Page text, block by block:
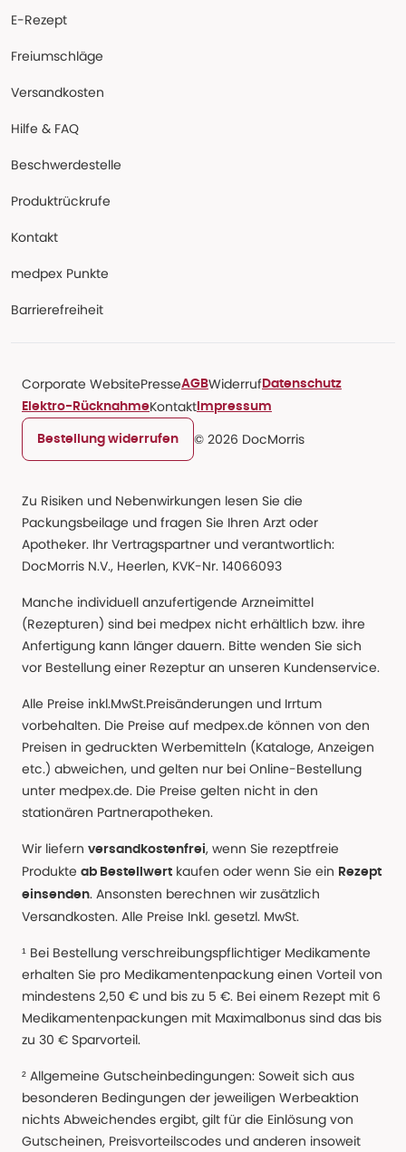
E-Rezept
Freiumschläge
Versandkosten
Hilfe & FAQ
Beschwerdestelle
Produktrückrufe
Kontakt
medpex Punkte
Barrierefreiheit
Corporate WebsitePresseAGBWiderruf Datenschutz
Elektro-RücknahmeKontakt Impressum
Bestellung widerrufen © 2026 DocMorris
Zu Risiken und Nebenwirkungen lesen Sie die
Packungsbeilage und fragen Sie Ihren Arzt oder
Apotheker. Ihr Vertragspartner und verantwortlich:
DocMorris N.V., Heerlen, KVK-Nr. 14066093
Manche individuell anzufertigende Arzneimittel
(Rezepturen) sind bei medpex nicht erhältlich bzw. ihre
Anfertigung kann länger dauern. Bitte wenden Sie sich
vor Bestellung einer Rezeptur an unseren Kundenservice.
Alle Preise inkl.MwSt.Preisänderungen und Irrtum
vorbehalten. Die Preise auf medpex.de können von den
Preisen in gedruckten Werbemitteln (Kataloge, Anzeigen
etc.) abweichen, und gelten nur bei Online-Bestellung
unter medpex.de. Die Preise gelten nicht in den
stationären Partnerapotheken.
Wir liefern versandkostenfrei, wenn Sie rezeptfreie
Produkte ab Bestellwert kaufen oder wenn Sie ein Rezept
einsenden. Ansonsten berechnen wir zusätzlich
Versandkosten. Alle Preise Inkl. gesetzl. MwSt.
¹ Bei Bestellung verschreibungspflichtiger Medikamente
erhalten Sie pro Medikamentenpackung einen Vorteil von
mindestens 2,50 € und bis zu 5 €. Bei einem Rezept mit 6
Medikamentenpackungen mit Maximalbonus sind das bis
zu 30 € Sparvorteil.
² Allgemeine Gutscheinbedingungen: Soweit sich aus
besonderen Bedingungen der jeweiligen Werbeaktion
nichts Abweichendes ergibt, gilt für die Einlösung von
Gutscheinen, Preisvorteilscodes und anderen insoweit